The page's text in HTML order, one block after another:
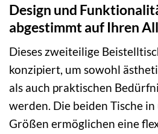
Design und
abgestimmt auf Ihren
Dieses zweiteilige
konzipiert, um sowohl
als auch praktischen
werden. Die beiden Tische
Größen ermöglichen eine